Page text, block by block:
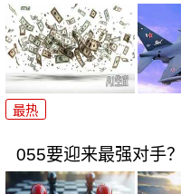
最热
055要迎来最强对手